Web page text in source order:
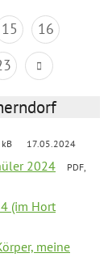
15
16
kB 17.05.2024
2024
PDF,
(im Hort
meine